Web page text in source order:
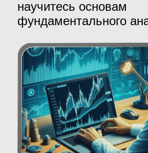
3.Большой
потенциал
роста:
Некоторые криптовалюты, такие как
биткоин, имеют фиксированное
предложение, что делает их
дефицитными активами. По мере
увеличения спроса цены могут расти.
Инвестирование на ранних этапах даёт
потенциальные возможности для
больших доходов в будущем.